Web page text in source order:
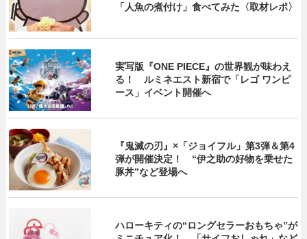
「人魚の煮付け」食べてみた〈取材レポ〉
実写版『ONE PIECE』の世界観が味わえ
る！ ルミネエスト新宿で「レゴ ワンピ
ース」イベント開催へ
『鬼滅の刃』×「ジョイフル」第3弾＆第4
弾が開催決定！ “伊之助の好物を乗せた
豚丼”など登場へ
ハローキティの“ロングセラーおもちゃ”が